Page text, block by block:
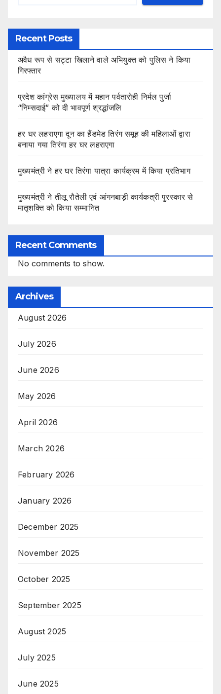
Recent Posts
अवैध रूप से सट्टा खिलाने वाले अभियुक्त को पुलिस ने किया
गिरफ्तार
प्रदेश कांग्रेस मुख्यालय में महान पर्वतारोही निर्मल पुर्जा
“निम्सदाई” को दी भावपूर्ण श्रद्धांजलि
हर घर लहराएगा दून का हैंडमेड तिरंग समूह की महिलाओं द्वारा
बनाया गया तिरंगा हर घर लहराएगा
मुख्यमंत्री ने हर घर तिरंगा यात्रा कार्यक्रम में किया प्रतिभाग
मुख्यमंत्री ने तीलू रौतेली एवं आंगनबाड़ी कार्यकत्री पुरस्कार से
मातृशक्ति को किया सम्मानित
Recent Comments
No comments to show.
Archives
August 2026
July 2026
June 2026
May 2026
April 2026
March 2026
February 2026
January 2026
December 2025
November 2025
October 2025
September 2025
August 2025
July 2025
June 2025